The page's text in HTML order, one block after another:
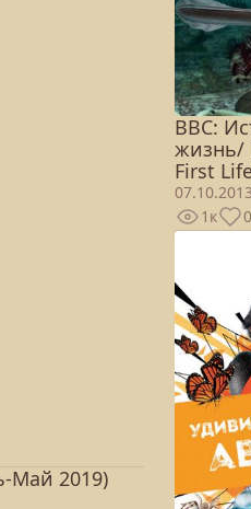
Май 2019)
BBC:
жизнь/
First
07.10.2013
1к
0